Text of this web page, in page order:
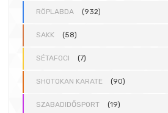
RÖPLABDA (932)
SAKK (58)
SÉTAFOCI (7)
SHOTOKAN KARATE (90)
SZABADIDŐSPORT (19)